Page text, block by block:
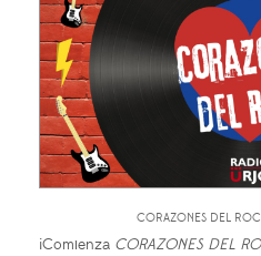
CORAZONES DEL
¡Comienza CORAZONES DEL